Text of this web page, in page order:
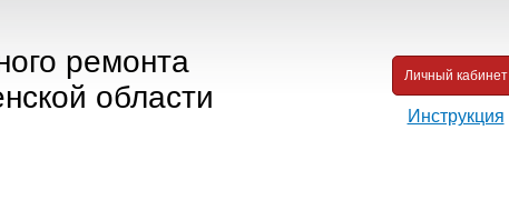
ремонта
области
Личный кабинет
Инструкция